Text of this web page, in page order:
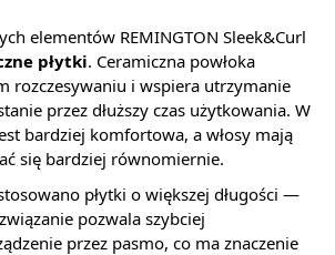
elementów REMINGTON Sleek&Curl
płytki. Ceramiczna powłoka
rozczesywaniu i wspiera utrzymanie
przez dłuższy czas użytkowania. W
bardziej komfortowa, a włosy mają
się bardziej równomiernie.
płytki o większej długości —
pozwala szybciej
przez pasmo, co ma znaczenie